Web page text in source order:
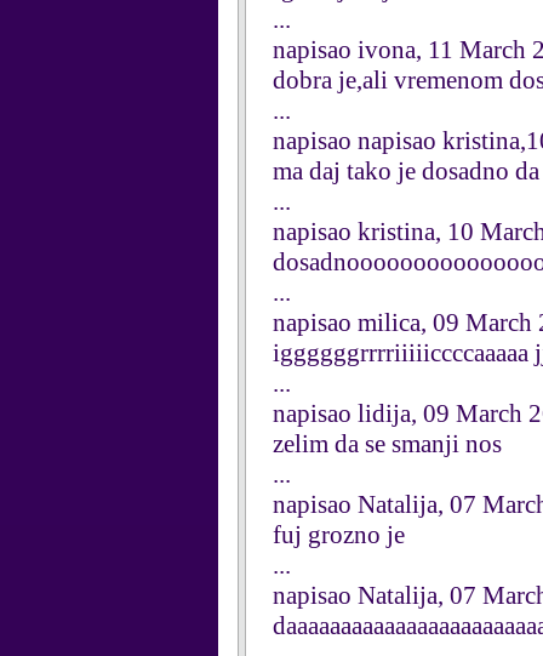
...
napisao ivona, 11 March
dobra je,ali vremenom
...
napisao napisao
ma daj tako je dosadno
...
napisao kristina, 10
...
napisao milica, 09 March
iggggggrrrriiiiiccccaaaaa
...
napisao lidija, 09 March
zelim da se smanji nos
...
napisao Natalija, 07
fuj grozno je
...
napisao Natalija, 07